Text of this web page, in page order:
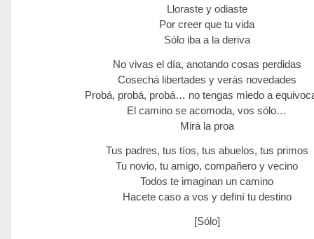
Lloraste y odiaste
Por creer que tu vida
Sólo iba a la deriva
No vivas el día, anotando cosas perdidas
Cosechá libertades y verás novedades
Probá, probá, probá… no tengas miedo a
El camino se acomoda, vos sólo…
Mirá la proa
Tus padres, tus tíos, tus abuelos, tus primos
Tu novio, tu amigo, compañero y vecino
Todos te imaginan un camino
Hacete caso a vos y definí tu destino
[Sólo]